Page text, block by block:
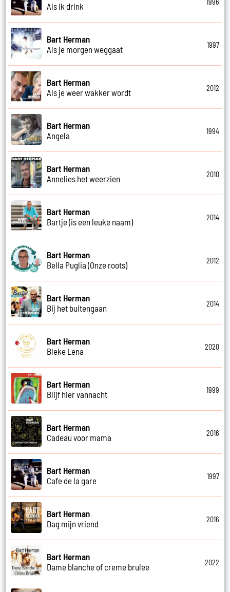
Als ik drink
Bart Herman
Als je morgen weggaat
1997
Bart Herman
Als je weer wakker wordt
2012
Bart Herman
Angela
1994
Bart Herman
Annelies het weerzien
2010
Bart Herman
Bartje (is een leuke naam)
2014
Bart Herman
Bella Puglia (Onze roots)
2012
Bart Herman
Bij het buitengaan
2014
Bart Herman
Bleke Lena
2020
Bart Herman
Blijf hier vannacht
1999
Bart Herman
Cadeau voor mama
2016
Bart Herman
Cafe de la gare
1997
Bart Herman
Dag mijn vriend
2016
Bart Herman
Dame blanche of creme brulee
2022